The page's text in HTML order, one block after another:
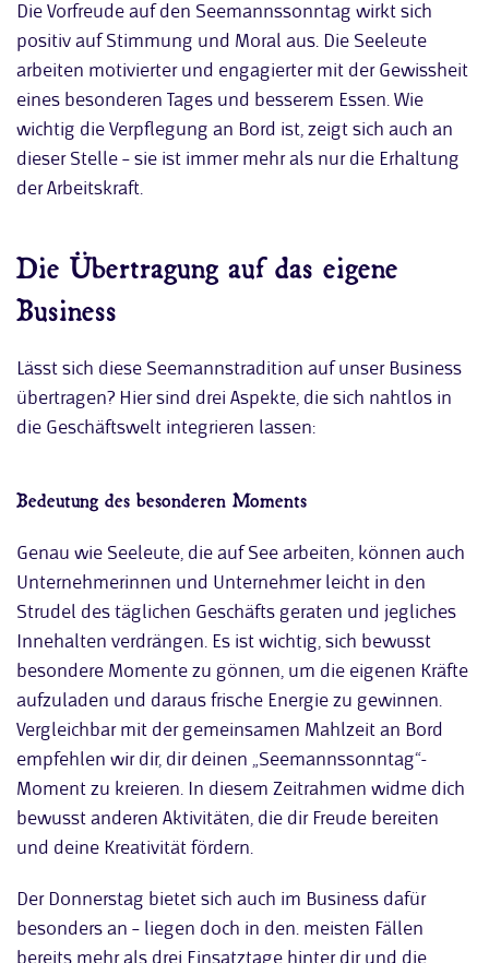
Die Vorfreude auf den Seemannssonntag wirkt sich
positiv auf Stimmung und Moral aus. Die Seeleute
arbeiten motivierter und engagierter mit der Gewissheit
eines besonderen Tages und besserem Essen. Wie
wichtig die Verpflegung an Bord ist, zeigt sich auch an
dieser Stelle – sie ist immer mehr als nur die Erhaltung
der Arbeitskraft.
Die Übertragung auf das eigene
Business
Lässt sich diese Seemannstradition auf unser Business
übertragen? Hier sind drei Aspekte, die sich nahtlos in
die Geschäftswelt integrieren lassen:
Bedeutung des besonderen Moments
Genau wie Seeleute, die auf See arbeiten, können auch
Unternehmerinnen und Unternehmer leicht in den
Strudel des täglichen Geschäfts geraten und jegliches
Innehalten verdrängen. Es ist wichtig, sich bewusst
besondere Momente zu gönnen, um die eigenen Kräfte
aufzuladen und daraus frische Energie zu gewinnen.
Vergleichbar mit der gemeinsamen Mahlzeit an Bord
empfehlen wir dir, dir deinen „Seemannssonntag“-
Moment zu kreieren. In diesem Zeitrahmen widme dich
bewusst anderen Aktivitäten, die dir Freude bereiten
und deine Kreativität fördern.
Der Donnerstag bietet sich auch im Business dafür
besonders an – liegen doch in den. meisten Fällen
bereits mehr als drei Einsatztage hinter dir und die